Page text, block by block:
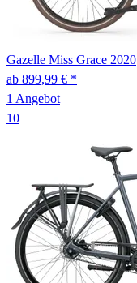
Gazelle Miss Grace 2020
ab 899,99 € *
1 Angebot
10